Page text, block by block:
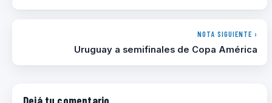
NOTA SIGUIENTE ›
Uruguay a semifinales de Copa América
Dejá tu comentario